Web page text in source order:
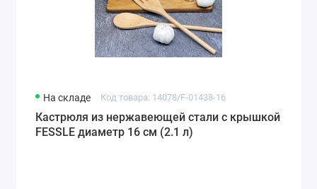
На складе Код товара: 14078/F-01438-16
Кастрюля из нержавеющей стали с крышкой
FESSLE диаметр 16 см (2.1 л)